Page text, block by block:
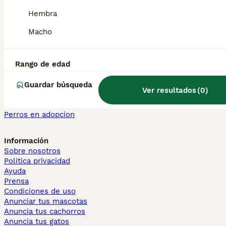
Hembra
Macho
Rango de edad
Guardar búsqueda
Ver resultados(0)
Persa en venta
Bulldog Francés en Madrid
Chihuahua en Sevilla
Bulldog Francés en Galicia
Caniche Toy en venta en Barcelona
Perros en adopcion
Información
Sobre nosotros
Politica privacidad
Ayuda
Prensa
Condiciones de uso
Anunciar tus mascotas
Anuncia tus cachorros
Anuncia tus gatos